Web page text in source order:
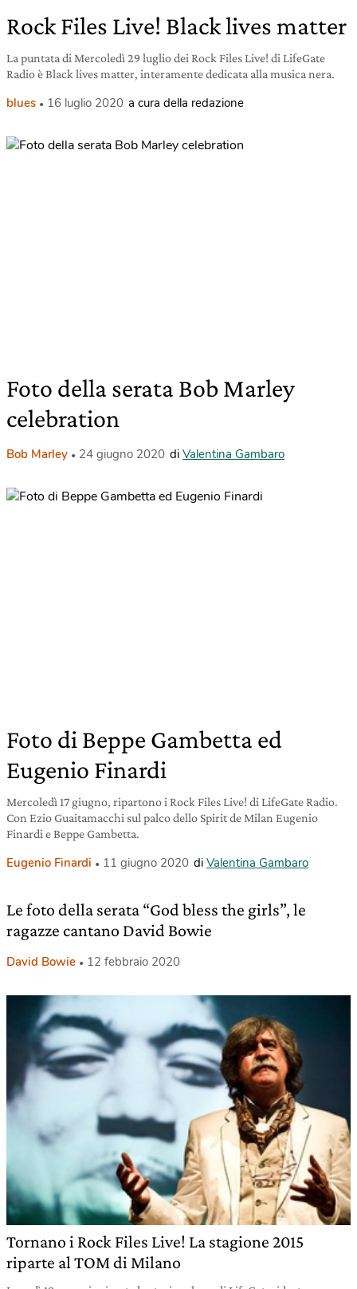
Rock Files Live! Black lives matter
La puntata di Mercoledì 29 luglio dei Rock Files Live! di LifeGate
Radio è Black lives matter, interamente dedicata alla musica nera.
blues 16 luglio 2020 a cura della redazione
Foto della serata Bob Marley
celebration
Bob Marley 24 giugno 2020 di Valentina Gambaro
Foto di Beppe Gambetta ed
Eugenio Finardi
Mercoledì 17 giugno, ripartono i Rock Files Live! di LifeGate Radio.
Con Ezio Guaitamacchi sul palco dello Spirit de Milan Eugenio
Finardi e Beppe Gambetta.
Eugenio Finardi 11 giugno 2020 di Valentina Gambaro
Le foto della serata “God bless the girls”, le
ragazze cantano David Bowie
David Bowie 12 febbraio 2020
Tornano i Rock Files Live! La stagione 2015
riparte al TOM di Milano